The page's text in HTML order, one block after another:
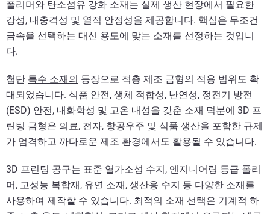
폴리머와 탄소섬유 강화 소재는 실제 생산 현장에서 필요한
강성, 내충격성 및 열적 안정성을 제공합니다. 핵심은 무조건
금속을 선택하는 대신 용도에 맞는 소재를 선정하는 것입니
다.
첨단 특수 소재의 등장으로 적층 제조 금형의 적용 범위도 확
대되었습니다. 식품 안전, 생체 적합성, 난연성, 정전기 방전
(ESD) 안전, 내화학성 및 고온 내성을 갖춘 소재 덕분에 3D 프
린팅 금형은 의료, 전자, 항공우주 및 식품 생산을 포함한 규제
가 엄격하고 까다로운 제조 환경에서도 활용될 수 있습니다.
3D 프린팅 공구는 표준 열가소성 수지, 엔지니어링 등급 폴리
머, 고성능 복합재, 유연 소재, 생산용 수지 등 다양한 소재를
사용하여 제작할 수 있습니다. 최적의 소재 선택은 기계적 하